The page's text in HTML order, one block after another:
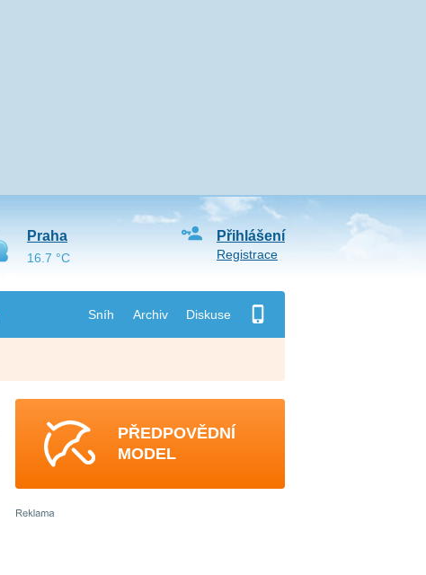
Sníh Archiv Diskuse
Přihlášení
Registrace
Praha
16.7 °C
PŘEDPOVĚDNÍ
MODEL